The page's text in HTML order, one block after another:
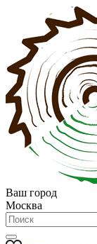
Ваш город
Москва